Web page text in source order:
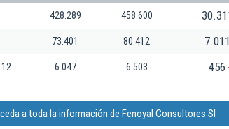
428.289 458.600
73.401 80.412 7.011
6.047 6.503 456
a toda la información de Fenoyal Consultores Sl